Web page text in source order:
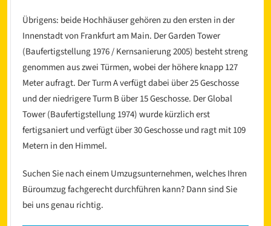
Übrigens: beide Hochhäuser gehören zu den ersten in der
Innenstadt von Frankfurt am Main. Der Garden Tower
(Baufertigstellung 1976 / Kernsanierung 2005) besteht streng
genommen aus zwei Türmen, wobei der höhere knapp 127
Meter aufragt. Der Turm A verfügt dabei über 25 Geschosse
und der niedrigere Turm B über 15 Geschosse. Der Global
Tower (Baufertigstellung 1974) wurde kürzlich erst
fertigsaniert und verfügt über 30 Geschosse und ragt mit 109
Metern in den Himmel.
Suchen Sie nach einem Umzugsunternehmen, welches Ihren
Büroumzug fachgerecht durchführen kann? Dann sind Sie
bei uns genau richtig.